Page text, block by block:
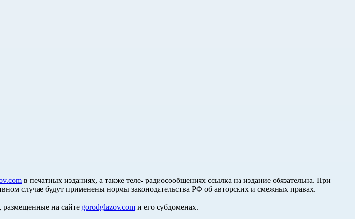
в печатных изданиях, а также теле- радиосообщениях ссылка на издание обязательна. При
случае будут применены нормы законодательства РФ об авторских и смежных правах.
размещенные на сайте gorodglazov.com и его субдоменах.